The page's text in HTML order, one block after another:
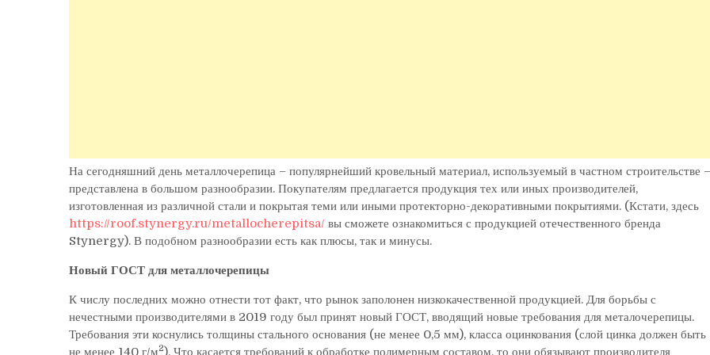
На сегодняшний день металлочерепица – популярнейший кровельный материал, используемый в частном строительстве –
представлена в большом разнообразии. Покупателям предлагается продукция тех или иных производителей,
изготовленная из различной стали и покрытая теми или иными протекторно-декоративными покрытиями. (Кстати, здесь
https://roof.stynergy.ru/metallocherepitsa/ вы сможете ознакомиться с продукцией отечественного бренда
Stynergy). В подобном разнообразии есть как плюсы, так и минусы.
Новый ГОСТ для металлочерепицы
К числу последних можно отнести тот факт, что рынок заполонен низкокачественной продукцией. Для борьбы с
нечестными производителями в 2019 году был принят новый ГОСТ, вводящий новые требования для металочерепицы.
Требования эти коснулись толщины стального основания (не менее 0,5 мм), класса оцинкования (слой цинка должен быть
не менее 140 г/м2). Что касается требований к обработке полимерным составом, то они обязывают производителя